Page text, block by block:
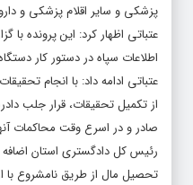
پزشکی و سایر اقلام پزشکی و
عتباتی اظهار کرد: این پرونده
اطلاعات سپاه در دستور کار
عتباتی ادامه داد: با انجام
از تکمیل تحقیقات، قرار جلب
صادر و در اسرع وقت محاکمات
رئیس کل دادگستری استان
تحصیل مال از طریق نامشروع با